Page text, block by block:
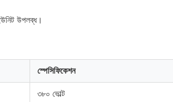
ইউনিট উপলব্ধ।
স্পেসিফিকেশন
৩৮০ ভোল্ট